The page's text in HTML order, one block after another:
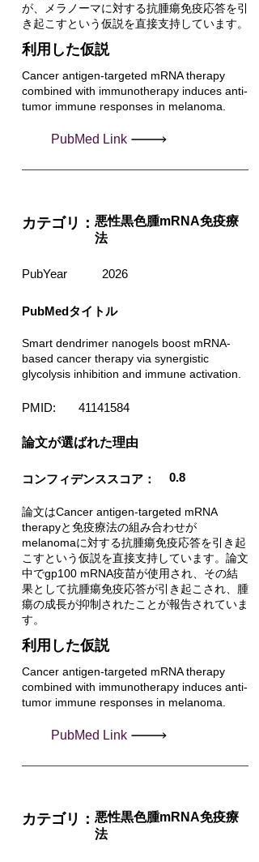
が、メラノーマに対する抗腫瘍免疫応答を引
き起こすという仮説を直接支持しています。
利用した仮説
Cancer antigen-targeted mRNA therapy
combined with immunotherapy induces anti-
tumor immune responses in melanoma.
PubMed Link
カテゴリ： 悪性黒色腫mRNA免疫療
法
PubYear 2026
PubMedタイトル
Smart dendrimer nanogels boost mRNA-
based cancer therapy via synergistic
glycolysis inhibition and immune activation.
PMID: 41141584
​論文が選ばれた理由
コンフィデンススコア： 0.8
論文はCancer antigen-targeted mRNA
therapyと免疫療法の組み合わせが
melanomaに対する抗腫瘍免疫応答を引き起
こすという仮説を直接支持しています。論文
中でgp100 mRNA疫苗が使用され、その結
果として抗腫瘍免疫応答が引き起こされ、腫
瘍の成長が抑制されたことが報告されていま
す。
利用した仮説
Cancer antigen-targeted mRNA therapy
combined with immunotherapy induces anti-
tumor immune responses in melanoma.
PubMed Link
カテゴリ： 悪性黒色腫mRNA免疫療
法